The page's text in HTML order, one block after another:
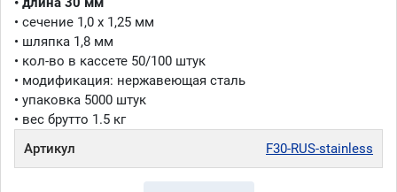
• сечение 1,0 x 1,25 мм
• шляпка 1,8 мм
• кол-во в кассете 50/100 штук
• модификация: нержавеющая сталь
• упаковка 5000 штук
• вес брутто 1.5 кг
Артикул
F30-RUS-stainless